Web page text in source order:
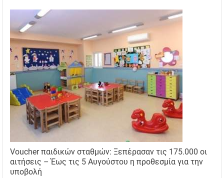
Voucher παιδικών σταθμών: Ξεπέρασαν τις 175.000 οι
αιτήσεις – Έως τις 5 Αυγούστου η προθεσμία για την
υποβολή